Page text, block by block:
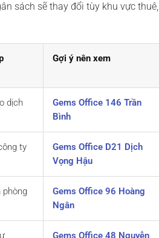
sách sẽ thay đổi tùy khu vực thuê,
Gợi ý nên xem
dịch
Gems Office 146 Trần
Bình
ty
Gems Office D21 Dịch
Vọng Hậu
phòng
Gems Office 96 Hoàng
Ngân
Gems Office 48 Nguyễn